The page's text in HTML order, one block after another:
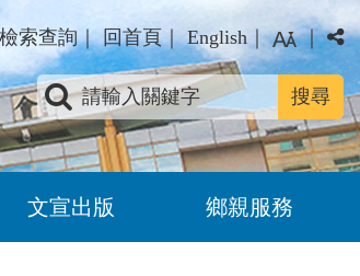
檢索查詢｜回首頁｜English ｜ ｜
關鍵字查詢
文宣出版 鄉親服務